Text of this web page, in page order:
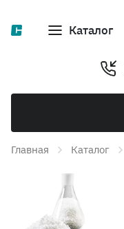
Каталог
Главная Каталог